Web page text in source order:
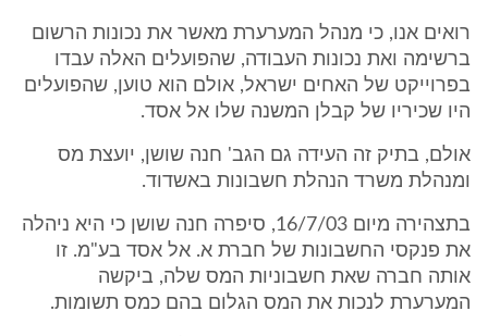
רואים אנו, כי מנהל המערערת מאשר את נכונות הרשום
ברשימה ואת נכונות העבודה, שהפועלים האלה עבדו
בפרוייקט של האחים ישראל, אולם הוא טוען, שהפועלים
היו שכיריו של קבלן המשנה שלו אל אסד.
אולם, בתיק זה העידה גם הגב' חנה שושן, יועצת מס
ומנהלת משרד הנהלת חשבונות באשדוד.
בתצהירה מיום 16/7/03, סיפרה חנה שושן כי היא ניהלה
את פנקסי החשבונות של חברת א. אל אסד בע"מ. זו
אותה חברה שאת חשבוניות המס שלה, ביקשה
המערערת לנכות את המס הגלום בהם כמס תשומות.